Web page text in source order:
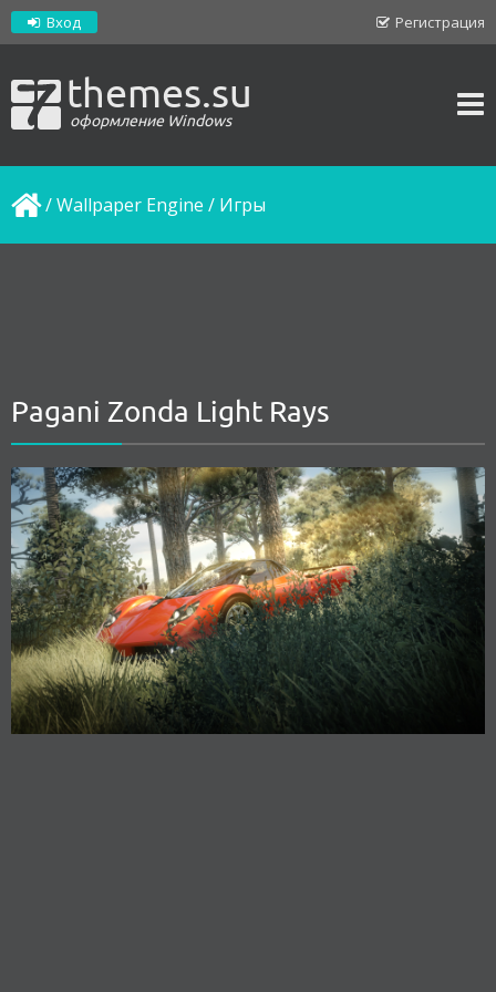
Регистрация
Вход
themes.su
оформление Windows
/Wallpaper Engine / Игры
Pagani Zonda Light Rays